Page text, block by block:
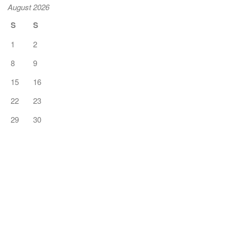
August 2026
S S
1
2
8
9
15
16
22
23
29
30